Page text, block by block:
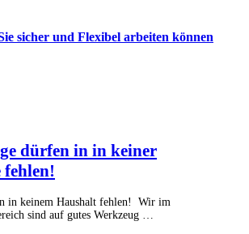
sicher und Flexibel arbeiten können
dürfen in in keiner
fehlen!
in keinem Haushalt fehlen! Wir im
sind auf gutes Werkzeug …